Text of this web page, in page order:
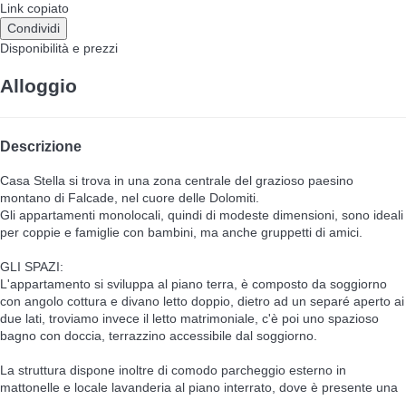
Link copiato
Condividi
Disponibilità e prezzi
Alloggio
Descrizione
Casa Stella si trova in una zona centrale del grazioso paesino
montano di Falcade, nel cuore delle Dolomiti.
Gli appartamenti monolocali, quindi di modeste dimensioni, sono ideali
per coppie e famiglie con bambini, ma anche gruppetti di amici.
GLI SPAZI:
L'appartamento si sviluppa al piano terra, è composto da soggiorno
con angolo cottura e divano letto doppio, dietro ad un separé aperto ai
due lati, troviamo invece il letto matrimoniale, c'è poi uno spazioso
bagno con doccia, terrazzino accessibile dal soggiorno.
La struttura dispone inoltre di comodo parcheggio esterno in
mattonelle e locale lavanderia al piano interrato, dove è presente una